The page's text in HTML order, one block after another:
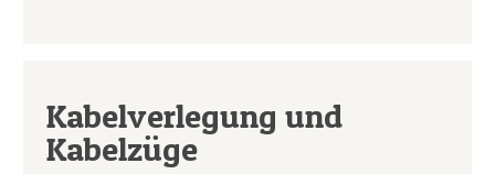
Kabelverlegung und
Kabelzüge